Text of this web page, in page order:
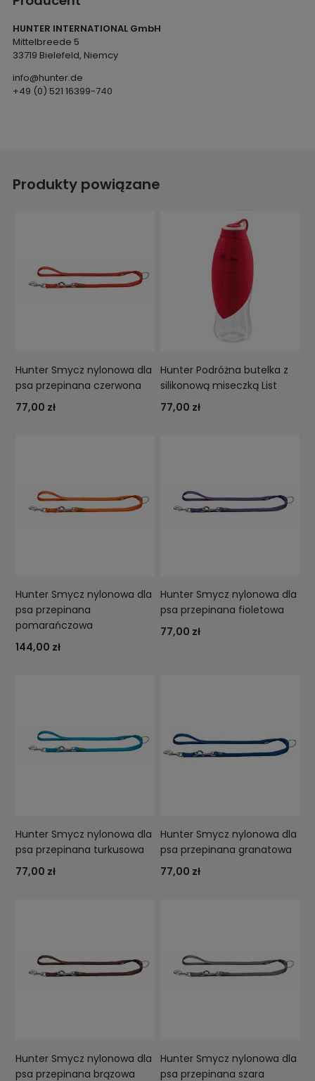
HUNTER INTERNATIONAL GmbH
Mittelbreede 5
33719 Bielefeld, Niemcy
info@hunter.de
+49 (0) 521 16399-740
Produkty powiązane
Hunter Smycz nylonowa dla
psa przepinana czerwona
77,00 zł
Hunter Podróżna butelka z
silikonową miseczką List
77,00 zł
Hunter Smycz nylonowa dla
psa przepinana
pomarańczowa
144,00 zł
Hunter Smycz nylonowa dla
psa przepinana fioletowa
77,00 zł
Hunter Smycz nylonowa dla
psa przepinana turkusowa
77,00 zł
Hunter Smycz nylonowa dla
psa przepinana granatowa
77,00 zł
Hunter Smycz nylonowa dla
psa przepinana brązowa
Hunter Smycz nylonowa dla
psa przepinana szara